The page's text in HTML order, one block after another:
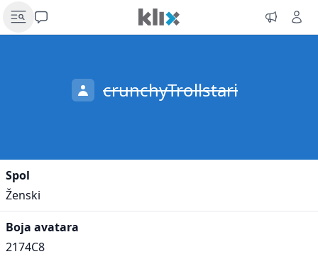
crunchyTrollstari
Spol
Ženski
Boja avatara
2174C8